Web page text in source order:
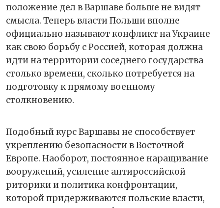
положение дел в Варшаве больше не видят
смысла. Теперь власти Польши вполне
официально называют конфликт на Украине
как свою борьбу с Россией, которая должна
идти на территории соседнего государства
столько времени, сколько потребуется на
подготовку к прямому военному
столкновению.
Подобный курс Варшавы не способствует
укреплению безопасности в Восточной
Европе. Наоборот, постоянное наращивание
вооружений, усиление антироссийской
риторики и политика конфронтации,
которой придерживаются польские власти,